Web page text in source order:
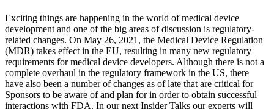
Exciting things are happening in the world of medical device
development and one of the big areas of discussion is regulatory-
related changes. On May 26, 2021, the Medical Device Regulation
(MDR) takes effect in the EU, resulting in many new regulatory
requirements for medical device developers. Although there is not a
complete overhaul in the regulatory framework in the US, there
have also been a number of changes as of late that are critical for
Sponsors to be aware of and plan for in order to obtain successful
interactions with FDA. In our next Insider Talks our experts will